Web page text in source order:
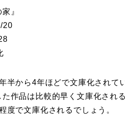
』
20
半から4年ほどで文庫化されて
作品は比較的早く文庫化され
度で文庫化されるでしょう。